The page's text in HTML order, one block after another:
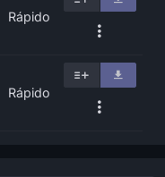
Rápido
Rápido